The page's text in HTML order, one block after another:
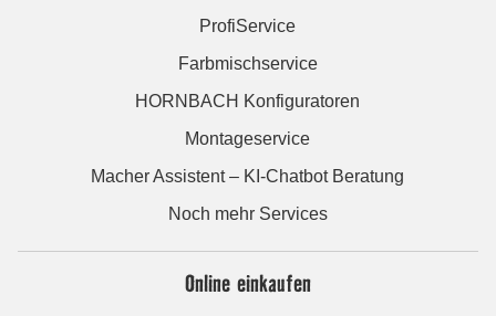
ProfiService
Farbmischservice
HORNBACH Konfiguratoren
Montageservice
Macher Assistent – KI-Chatbot Beratung
Noch mehr Services
Online einkaufen